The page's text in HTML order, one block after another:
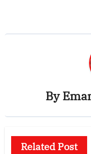
By
Related Post